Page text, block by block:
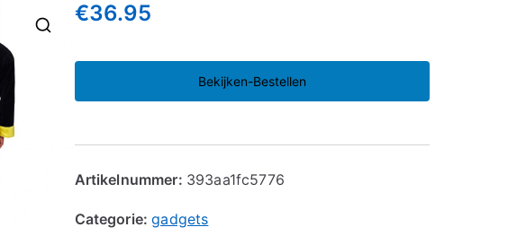
€36.95
Bekijken-Bestellen
Artikelnummer: 393aa1fc5776
Categorie:gadgets